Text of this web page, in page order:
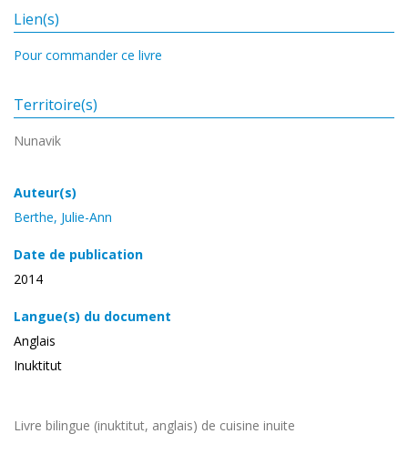
Lien(s)
Pour commander ce livre
Territoire(s)
Nunavik
Auteur(s)
Berthe, Julie-Ann
Date de publication
2014
Langue(s) du document
Anglais
Inuktitut
Livre bilingue (inuktitut, anglais) de cuisine inuite